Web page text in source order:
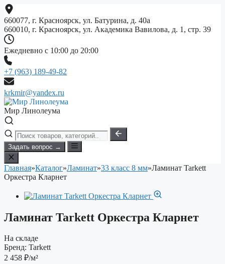
Перейти
к
содержимому
660077, г. Красноярск, ул. Батурина, д. 40а
660010, г. Красноярск, ул. Академика Вавилова, д. 1, стр. 39
Ежедневно с 10:00 до 20:00
+7 (963) 189-49-82
krkmir@yandex.ru
Мир Линолеума
Задать вопрос →
Главная»Каталог»Ламинат»33 класс 8 мм»Ламинат Tarkett
Оркестра Кларнет
Ламинат Tarkett Оркестра Кларнет
На складе
Бренд: Tarkett
2 458 ₽/м²